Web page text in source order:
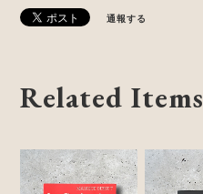
通報する
Related Items